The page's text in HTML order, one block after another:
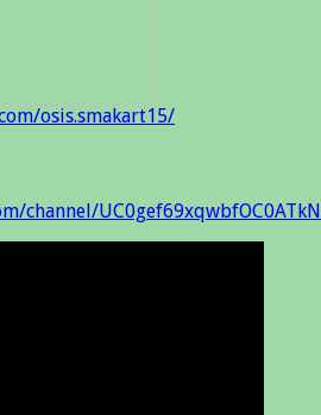
osis.smakart15/
channel/